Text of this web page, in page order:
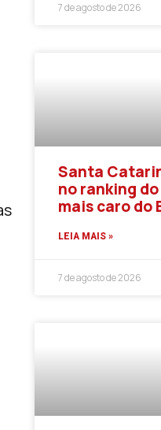
7 de agosto de 2026
Santa
no ranking
mais caro do
LEIA MAIS »
7 de agosto de 2026